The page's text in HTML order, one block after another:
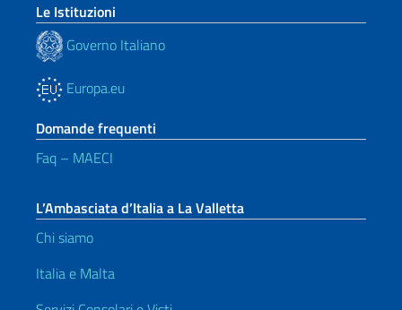
Le Istituzioni
Governo Italiano
Europa.eu
Domande frequenti
Faq – MAECI
L’Ambasciata d’Italia a La Valletta
Chi siamo
Italia e Malta